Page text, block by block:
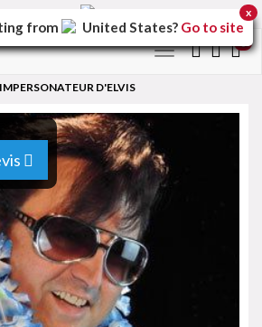
la version
Toggle
D'ELVIS
from United States? Go to site
x